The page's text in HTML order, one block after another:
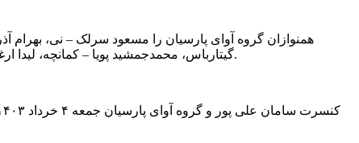
همنوازان گروه آوای پارسیان را مسعود سرلک – نی،
گیتارباس، محمدجمشید پویا – کمانچه، لیدا ارغوانی فرد – قیچک باس، مروارید حسینی – سنتور، امیرحسین بلوری – سرنا، شقایق نجاتی – ویلنسل و فاطمه جاهدی – تنبک؛ تشکیل می‌دهند.